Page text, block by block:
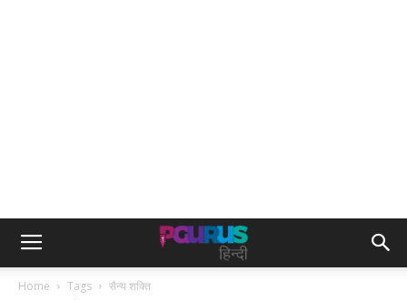
Home Tags सैन्य शक्ति